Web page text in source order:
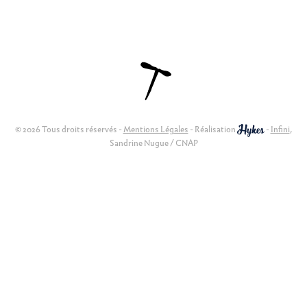
© 2026 Tous droits réservés -Mentions Légales - Réalisation - Infini,
Sandrine Nugue / CNAP